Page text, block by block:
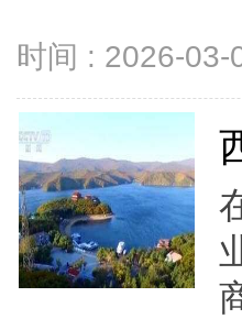
时间 : 2026-03-